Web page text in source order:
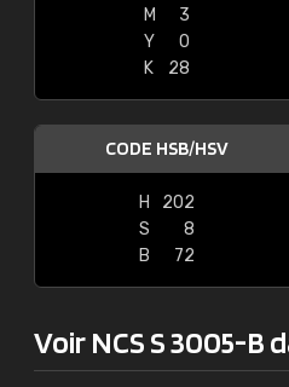
M
3
Y
0
K
28
CODE HSB/HSV
H
202
S
8
B
72
Voir NCS S 3005-B